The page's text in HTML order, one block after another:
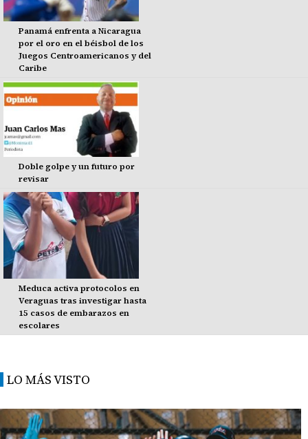
Panamá enfrenta a Nicaragua
por el oro en el béisbol de los
Juegos Centroamericanos y del
Caribe
Doble golpe y un futuro por
revisar
Meduca activa protocolos en
Veraguas tras investigar hasta
15 casos de embarazos en
escolares
LO MÁS VISTO